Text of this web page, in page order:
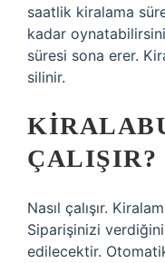
saatlik kiralama
kadar
süresi sona erer.
silinir.
ÇALIŞIR?
Nasıl çalışır.
Siparişinizi
edilecektir.